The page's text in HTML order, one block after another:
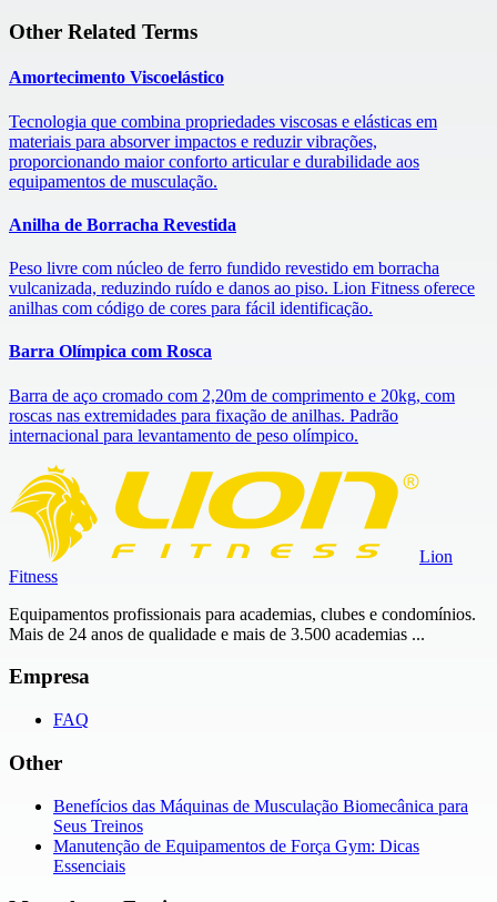
Other Related Terms
Amortecimento Viscoelástico
Tecnologia que combina propriedades viscosas e elásticas em
materiais para absorver impactos e reduzir vibrações,
proporcionando maior conforto articular e durabilidade aos
equipamentos de musculação.
Anilha de Borracha Revestida
Peso livre com núcleo de ferro fundido revestido em borracha
vulcanizada, reduzindo ruído e danos ao piso. Lion Fitness oferece
anilhas com código de cores para fácil identificação.
Barra Olímpica com Rosca
Barra de aço cromado com 2,20m de comprimento e 20kg, com
roscas nas extremidades para fixação de anilhas. Padrão
internacional para levantamento de peso olímpico.
Lion
Fitness
Equipamentos profissionais para academias, clubes e condomínios.
Mais de 24 anos de qualidade e mais de 3.500 academias ...
Empresa
FAQ
Other
Benefícios das Máquinas de Musculação Biomecânica para
Seus Treinos
Manutenção de Equipamentos de Força Gym: Dicas
Essenciais